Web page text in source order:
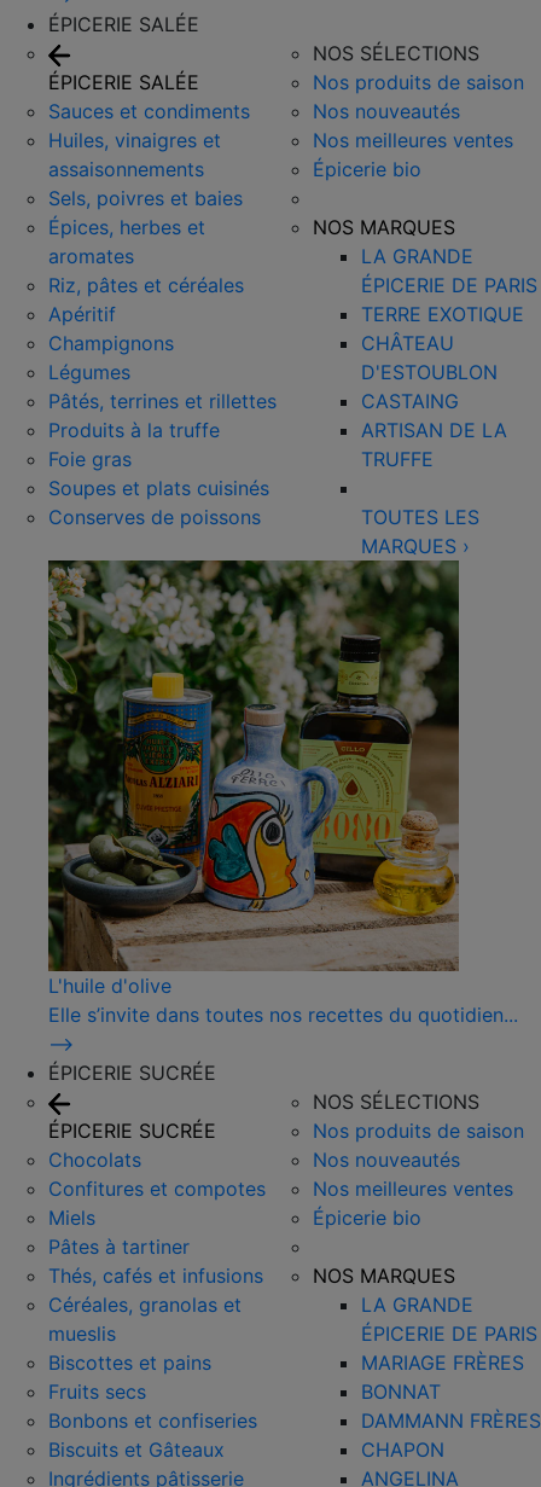
ÉPICERIE SALÉE
ÉPICERIE SALÉE
Sauces et condiments
Huiles, vinaigres et
assaisonnements
Sels, poivres et baies
Épices, herbes et
aromates
Riz, pâtes et céréales
Apéritif
Champignons
Légumes
Pâtés, terrines et rillettes
Produits à la truffe
Foie gras
Soupes et plats cuisinés
Conserves de poissons
NOS SÉLECTIONS
Nos produits de saison
Nos nouveautés
Nos meilleures ventes
Épicerie bio
NOS MARQUES
LA GRANDE
ÉPICERIE DE PARIS
TERRE EXOTIQUE
CHÂTEAU
D'ESTOUBLON
CASTAING
ARTISAN DE LA
TRUFFE
TOUTES LES
MARQUES ›
L'huile d'olive
Elle s’invite dans toutes nos recettes du quotidien...
⟶
ÉPICERIE SUCRÉE
ÉPICERIE SUCRÉE
Chocolats
Confitures et compotes
Miels
Pâtes à tartiner
Thés, cafés et infusions
Céréales, granolas et
mueslis
Biscottes et pains
Fruits secs
Bonbons et confiseries
Biscuits et Gâteaux
Ingrédients pâtisserie
NOS SÉLECTIONS
Nos produits de saison
Nos nouveautés
Nos meilleures ventes
Épicerie bio
NOS MARQUES
LA GRANDE
ÉPICERIE DE PARIS
MARIAGE FRÈRES
BONNAT
DAMMANN FRÈRES
CHAPON
ANGELINA